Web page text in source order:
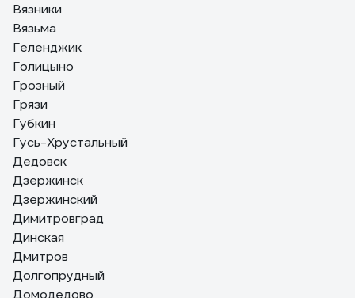
Вязники
Вязьма
Геленджик
Голицыно
Грозный
Грязи
Губкин
Гусь-Хрустальный
Дедовск
Дзержинск
Дзержинский
Димитровград
Динская
Дмитров
Долгопрудный